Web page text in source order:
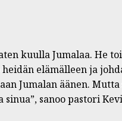
kuulla Jumalaa. He
elämälleen ja
Jumalan äänen.
sanoo pastori